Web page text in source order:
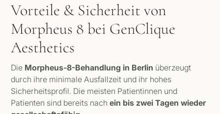
Vorteile & Sicherheit von
Morpheus 8 bei GenClique
Aesthetics
Die Morpheus-8-Behandlung in Berlin überzeugt
durch ihre minimale Ausfallzeit und ihr hohes
Sicherheitsprofil. Die meisten Patientinnen und
Patienten sind bereits nachein bis zwei Tagen wieder